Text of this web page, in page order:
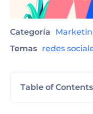
Categoría
Temas redes
Table of Contents